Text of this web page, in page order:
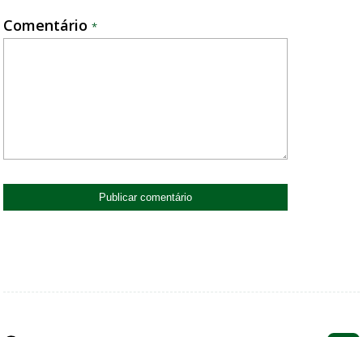
Comentário*